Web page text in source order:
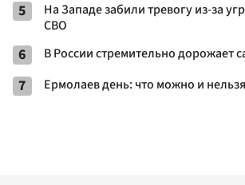
5
На Западе забили тревогу из-за
СВО
6 В России стремительно дорожает
7 Ермолаев день: что можно и нельзя